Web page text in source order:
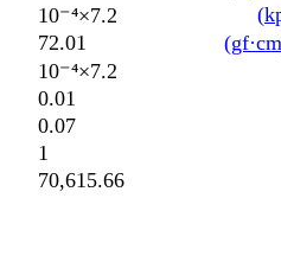
7.2×10⁻⁴
72.01
7.2×10⁻⁴
0.01
0.07
1
70,615.66